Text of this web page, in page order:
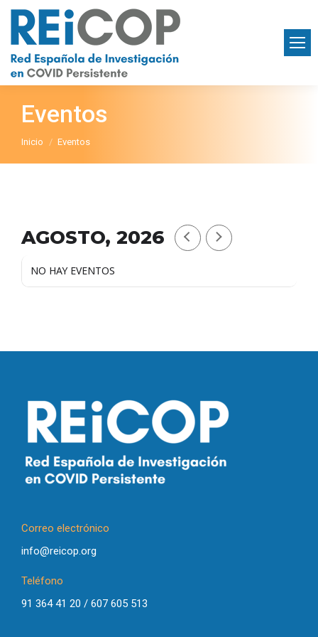
Eventos
Estás aquí:
Inicio Eventos
AGOSTO, 2026
NO HAY EVENTOS
Correo electrónico
info@reicop.org
Teléfono
91 364 41 20 / 607 605 513